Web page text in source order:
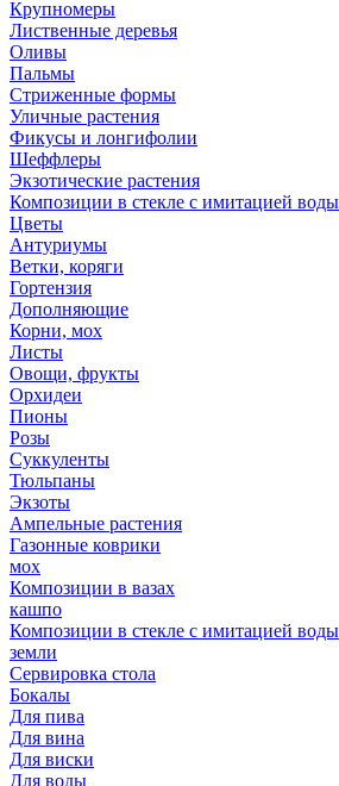
Крупномеры
Лиственные деревья
Оливы
Пальмы
Стриженные формы
Уличные растения
Фикусы и лонгифолии
Шеффлеры
Экзотические растения
Композиции в стекле с имитацией
Цветы
Антуриумы
Ветки, коряги
Гортензия
Дополняющие
Корни, мох
Листы
Овощи, фрукты
Орхидеи
Пионы
Розы
Суккуленты
Тюльпаны
Экзоты
Ампельные растения
Газонные коврики
мох
Композиции в вазах
кашпо
Композиции в стекле с имитацией воды
земли
Сервировка стола
Бокалы
Для пива
Для вина
Для виски
Для воды